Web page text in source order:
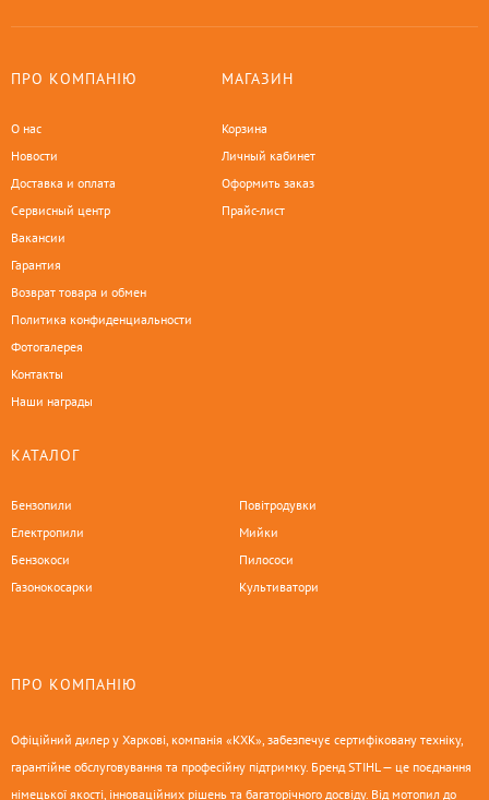
ПРО КОМПАНІЮ
О нас
Новости
Доставка и оплата
Сервисный центр
Вакансии
Гарантия
Возврат товара и обмен
Политика конфиденциальности
Фотогалерея
Контакты
Наши награды
МАГАЗИН
Корзина
Личный кабинет
Оформить заказ
Прайс-лист
КАТАЛОГ
Бензопили
Електропили
Бензокоси
Газонокосарки
Повітродувки
Мийки
Пилососи
Культиватори
ПРО КОМПАНІЮ
Офіційний дилер у Харкові, компанія «КХК», забезпечує сертифіковану техніку,
гарантійне обслуговування та професійну підтримку. Бренд STIHL — це поєднання
німецької якості, інноваційних рішень та багаторічного досвіду. Від мотопил до